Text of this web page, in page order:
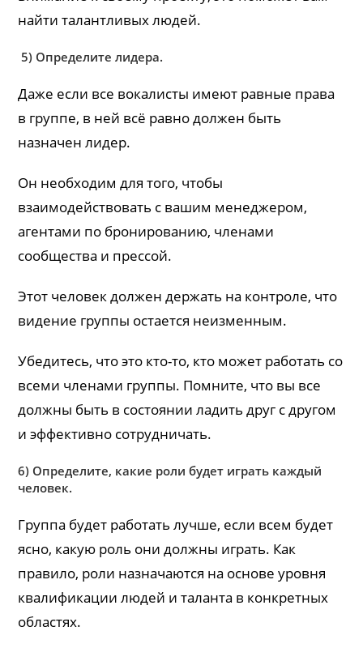
найти талантливых людей.
5) Определите лидера.
Даже если все вокалисты имеют равные права
в группе, в ней всё равно должен быть
назначен лидер.
Он необходим для того, чтобы
взаимодействовать с вашим менеджером,
агентами по бронированию, членами
сообщества и прессой.
Этот человек должен держать на контроле, что
видение группы остается неизменным.
Убедитесь, что это кто-то, кто может работать со
всеми членами группы. Помните, что вы все
должны быть в состоянии ладить друг с другом
и эффективно сотрудничать.
6) Определите, какие роли будет играть каждый
человек.
Группа будет работать лучше, если всем будет
ясно, какую роль они должны играть. Как
правило, роли назначаются на основе уровня
квалификации людей и таланта в конкретных
областях.